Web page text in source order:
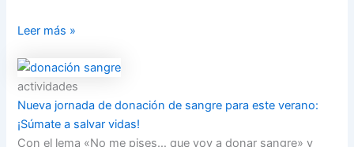
Leer más »
actividades
Nueva jornada de donación de sangre para este verano:
¡Súmate a salvar vidas!
Con el lema «No me pises… que voy a donar sangre» y